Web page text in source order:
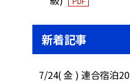
新着記事
7/24( 金 ) 連合宿泊20